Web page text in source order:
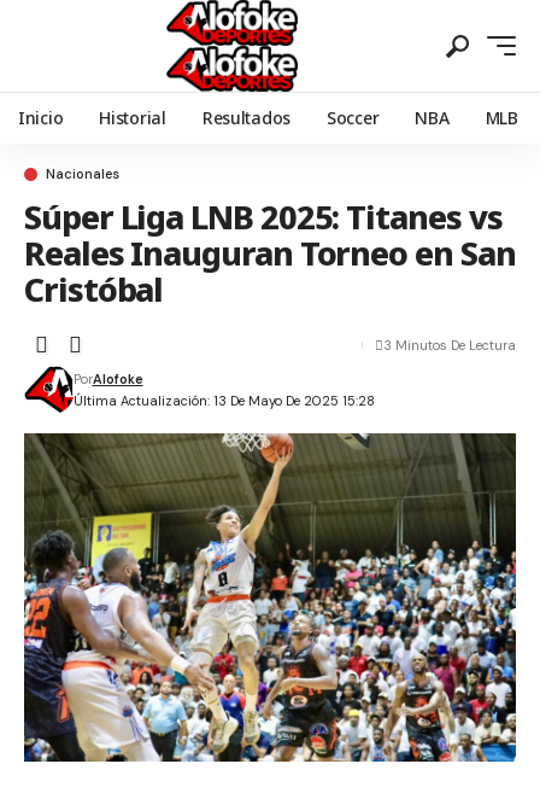
Inicio Historial Resultados Soccer NBA MLB
Nacionales
Súper Liga LNB 2025: Titanes vs
Reales Inauguran Torneo en San
Cristóbal
Última Actualización: 13 De Mayo De 2025 15:28
PorAlofoke
3 Minutos De Lectura